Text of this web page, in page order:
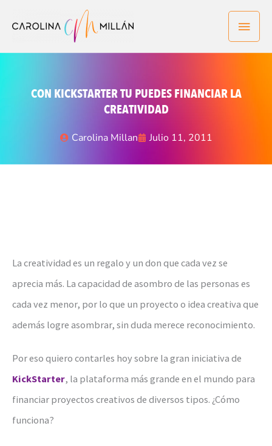
CON KICKSTARTER TU PUEDES FINANCIAR LA
CREATIVIDAD
Carolina Millan Julio 11, 2011
La creatividad es un regalo y un don que cada vez se
aprecia más. La capacidad de asombro de las personas es
cada vez menor, por lo que un proyecto o idea creativa que
además logre asombrar, sin duda merece reconocimiento.
Por eso quiero contarles hoy sobre la gran iniciativa de
KickStarter, la plataforma más grande en el mundo para
financiar proyectos creativos de diversos tipos. ¿Cómo
funciona?